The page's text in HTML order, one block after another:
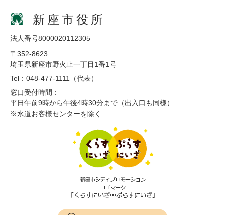
新座市役所
法人番号8000020112305
〒352-8623
埼玉県新座市野火止一丁目1番1号
Tel：048-477-1111（代表）
窓口受付時間：
平日午前9時から午後4時30分まで（出入口も同様）
※水道お客様センターを除く